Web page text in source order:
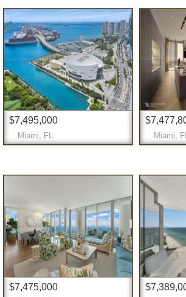
$7,495,000
Miami, FL Miami, FL
$7,475,000